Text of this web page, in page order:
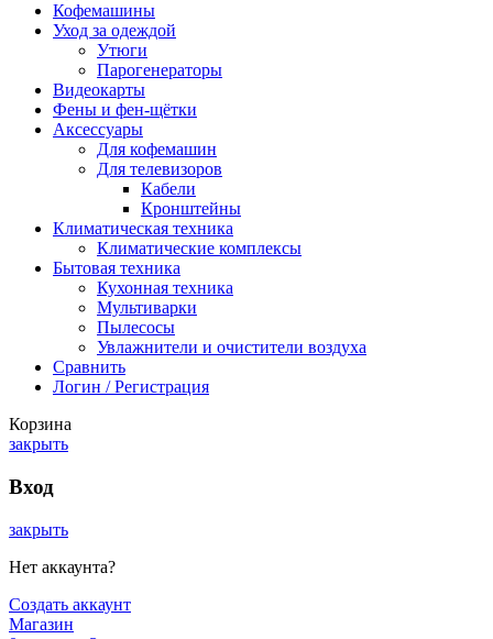
Кофемашины
Уход за одеждой
Утюги
Парогенераторы
Видеокарты
Фены и фен-щётки
Аксессуары
Для кофемашин
Для телевизоров
Кабели
Кронштейны
Климатическая техника
Климатические комплексы
Бытовая техника
Кухонная техника
Мультиварки
Пылесосы
Увлажнители и очистители воздуха
Сравнить
Логин / Регистрация
Корзина
закрыть
Вход
закрыть
Нет аккаунта?
Создать аккаунт
Магазин